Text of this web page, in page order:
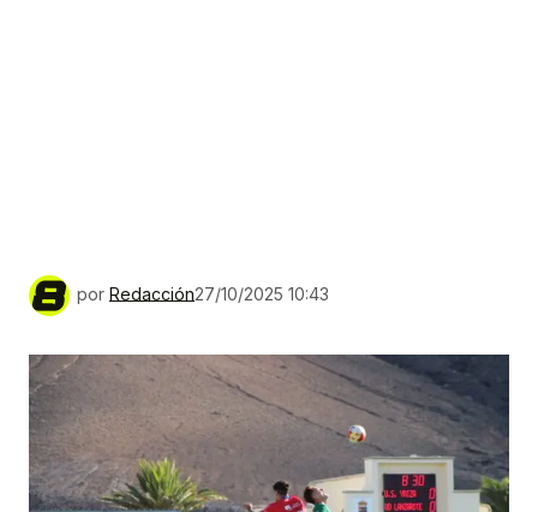
por Redacción27/10/2025 10:43